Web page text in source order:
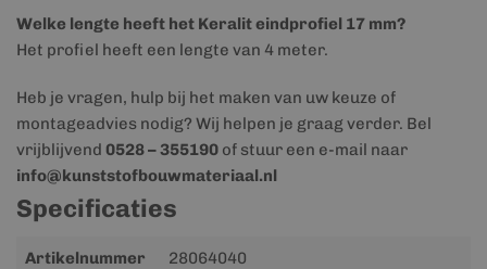
Welke lengte heeft het Keralit eindprofiel 17 mm?
Het profiel heeft een lengte van 4 meter.
Heb je vragen, hulp bij het maken van uw keuze of
montageadvies nodig? Wij helpen je graag verder. Bel
vrijblijvend 0528 – 355190 of stuur een e-mail naar
info@kunststofbouwmateriaal.nl
Specificaties
Meer
Artikelnummer 28064040